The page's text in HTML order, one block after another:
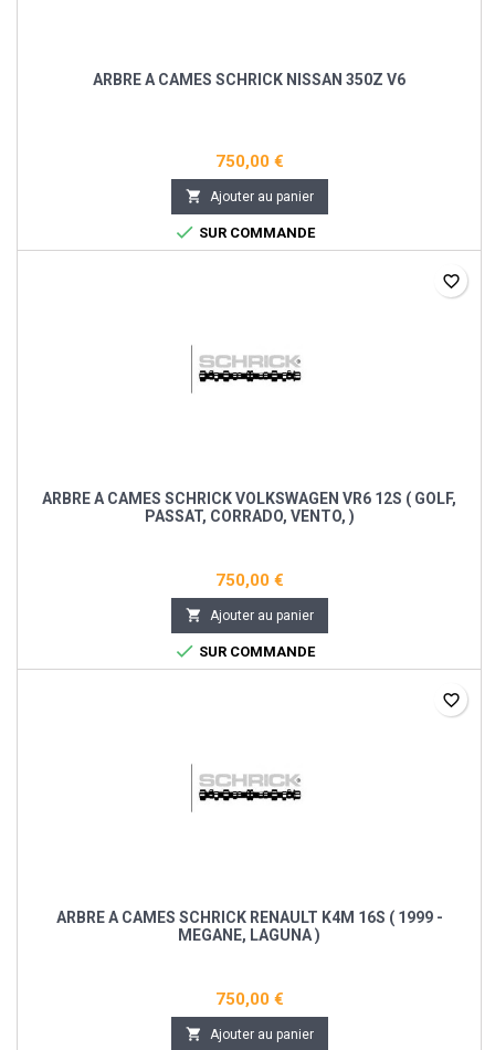
ARBRE A CAMES SCHRICK NISSAN 350Z V6
750,00 €
 Ajouter au panier
 SUR COMMANDE
ARBRE A CAMES SCHRICK VOLKSWAGEN VR6 12S ( GOLF,
PASSAT, CORRADO, VENTO, )
750,00 €
 Ajouter au panier
 SUR COMMANDE
favorite_border
ARBRE A CAMES SCHRICK RENAULT K4M 16S ( 1999 -
MEGANE, LAGUNA )
750,00 €
 Ajouter au panier
favorite_border